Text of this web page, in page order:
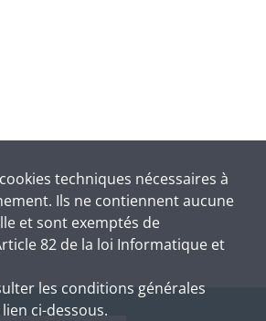
cookies techniques nécessaires à
Ils ne contiennent aucune
et sont exemptés de
82 de la loi Informatique et
les conditions générales
ci-dessous.